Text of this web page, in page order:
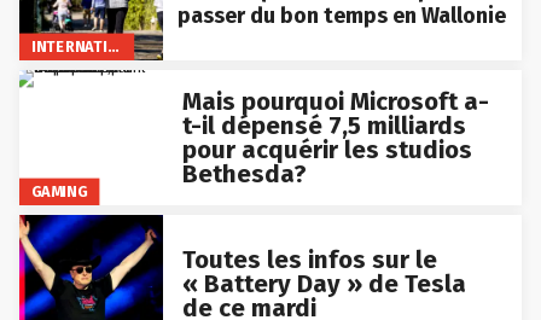
INTERNATIONAL
passer du bon temps en Wallonie
GAMING
Mais pourquoi Microsoft a-
t-il dépensé 7,5 milliards
pour acquérir les studios
Bethesda?
Toutes les infos sur le
« Battery Day » de Tesla
de ce mardi